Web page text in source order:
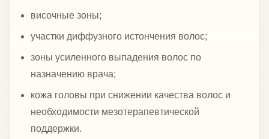
височные зоны;
участки диффузного истончения волос;
зоны усиленного выпадения волос по
назначению врача;
кожа головы при снижении качества волос и
необходимости мезотерапевтической
поддержки.